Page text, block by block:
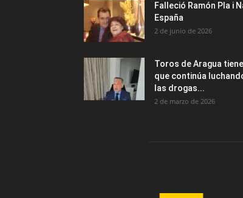
Falleció Ramón Pla i
España
2 de junio de 2026
Toros de Aragua
que continúa
las drogas...
2 de marzo de 2026